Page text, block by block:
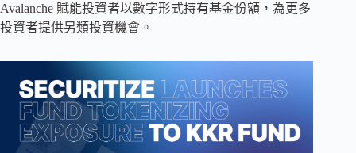
Avalanche 賦能投資者以數字形式持有基金份額，為更多
投資者提供另類投資機會。